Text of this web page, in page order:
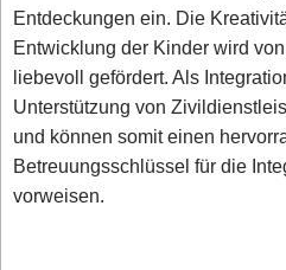
Entdeckungen ein. Die
Entwicklung der Kinder wird
liebevoll gefördert. Als
Unterstützung von
und können somit einen
Betreuungsschlüssel für die
vorweisen.